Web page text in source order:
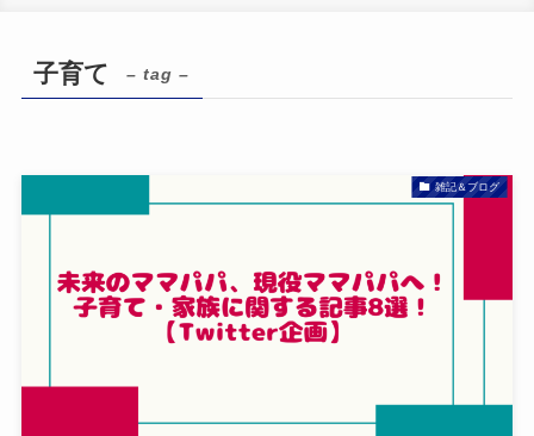
子育て – tag –
雑記＆ブログ